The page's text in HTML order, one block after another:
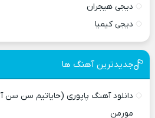
دیجی هیجران
دیجی کیمیا
جدیدترین آهنگ ها
دانلود آهنگ پاپوری (حایاتیم سن سن
مورمن